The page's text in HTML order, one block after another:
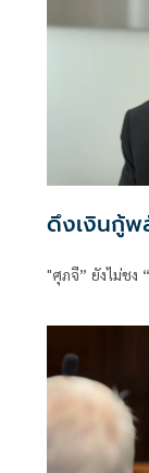
ดึงเงินกู้พ
"ศุภจี” ยังไม่ชง